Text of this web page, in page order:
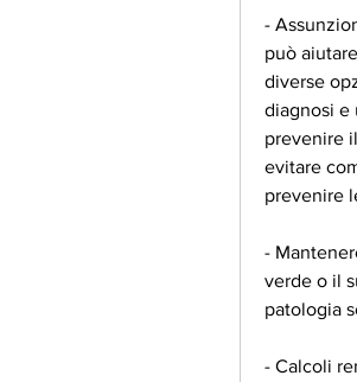
-
può
diverse
diagnosi e
prevenire
evitare
prevenire
-
verde o il
patologia
- Calcoli